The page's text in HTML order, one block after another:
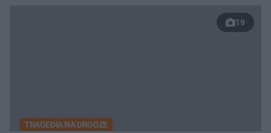
19
TRAGEDIA NA DRODZE